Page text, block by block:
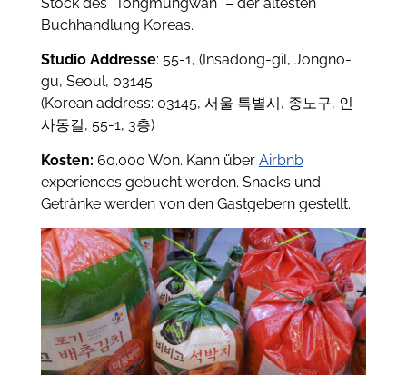
Buchhandlung Koreas.
Studio Addresse: 55-1, (Insadong-gil, Jongno-
gu, Seoul, 03145.
(Korean address: 03145, 서울 특별시, 종노구, 인
사동길, 55-1, 3층)
Kosten: 60.000 Won. Kann über Airbnb
experiences gebucht werden. Snacks und
Getränke werden von den Gastgebern gestellt.